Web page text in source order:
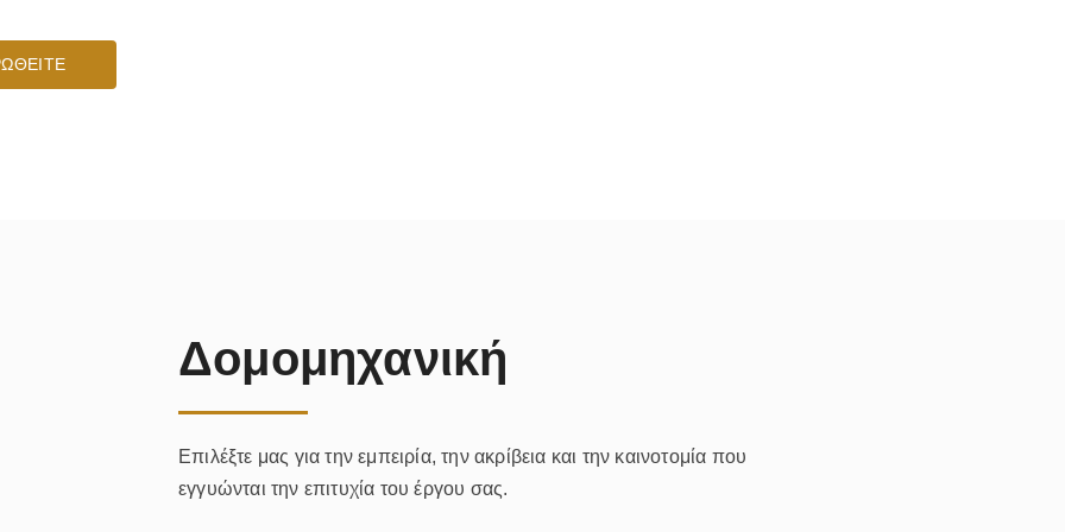
Δομομηχανική
Επιλέξτε μας για την εμπειρία, την ακρίβεια και την καινοτομία που
εγγυώνται την επιτυχία του έργου σας.